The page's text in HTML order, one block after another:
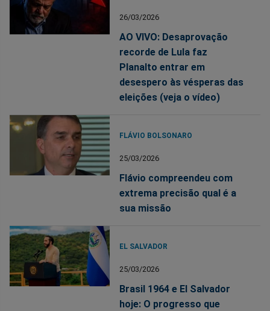
26/03/2026
AO VIVO: Desaprovação
recorde de Lula faz
Planalto entrar em
desespero às vésperas das
eleições (veja o vídeo)
FLÁVIO BOLSONARO
25/03/2026
Flávio compreendeu com
extrema precisão qual é a
sua missão
EL SALVADOR
25/03/2026
Brasil 1964 e El Salvador
hoje: O progresso que